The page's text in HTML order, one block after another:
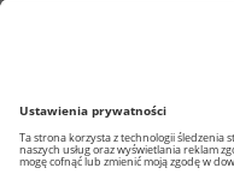
Wewnętrzne strony
Impressum